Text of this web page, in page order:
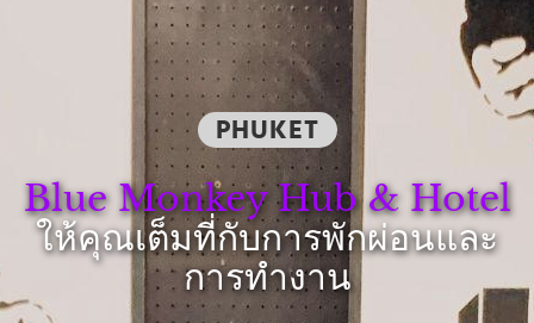
PHUKET
Blue Monkey Hub & Hotel
ให้คุณเต็มที่กับการพักผ่อนและ
การทำงาน
ทาง
แรง
บันดาล
ใน